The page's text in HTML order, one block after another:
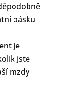
pásku
je
jste
mzdy